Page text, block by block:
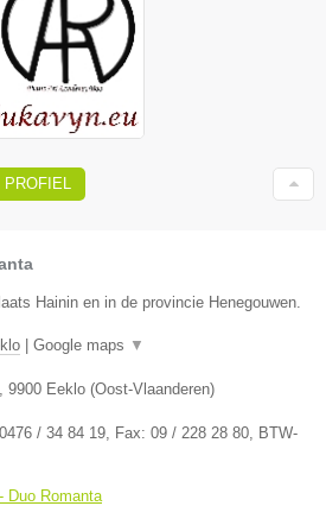
Hainin en in de provincie Henegouwen.
| Google maps ▼
9900 Eeklo (Oost-Vlaanderen)
/ 34 84 19 , Fax: 09 / 228 28 80 , BTW-
Duo Romanta